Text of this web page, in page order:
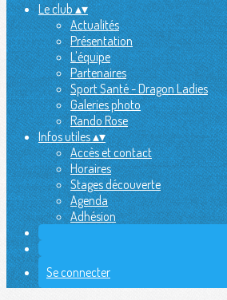
Le club▴▾
Actualités
Présentation
L'équipe
Partenaires
Sport Santé - Dragon Ladies
Galeries photo
Rando Rose
Infos utiles▴▾
Accès et contact
Horaires
Stages découverte
Agenda
Adhésion
Se connecter